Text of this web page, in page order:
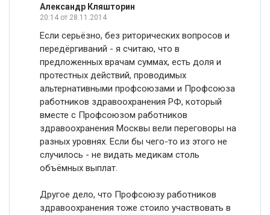
Александр Кляшторин
20:14 от 28.11.2014
Если серьёзно, без риторических вопросов и
передёргиваний - я считаю, что в
предложенных врачам суммах, есть доля и
протестных действий, проводимых
альтернативными профсоюзами и Профсоюза
работников здравоохранения РФ, который
вместе с Профсоюзом работников
здравоохранения Москвы вели переговоры на
разных уровнях. Если бы чего-то из этого не
случилось - не видать медикам столь
объёмных выплат.
Другое дело, что Профсоюзу работников
здравоохранения тоже стоило участвовать в